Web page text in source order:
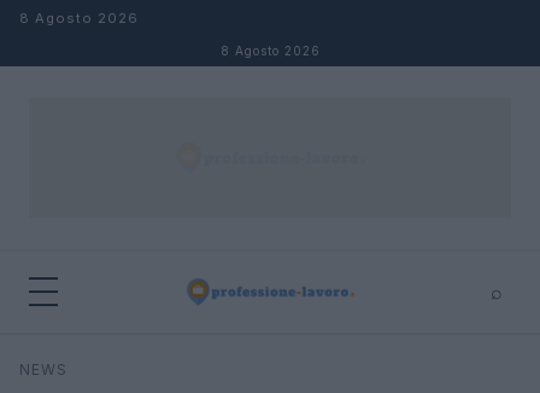
Salta al contenuto
8 Agosto 2026
8 Agosto 2026
⌕
Cerca
NEWS